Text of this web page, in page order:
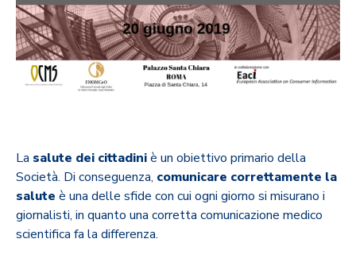
La salute dei cittadiniè un obiettivo primario della
Società. Di conseguenza, comunicare correttamente la
salute è una delle sfide con cui ogni giorno si misurano i
giornalisti, in quanto una corretta comunicazione medico
scientifica fa la differenza.